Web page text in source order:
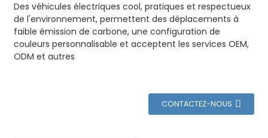
Des véhicules électriques cool, pratiques et respectueux
de l'environnement, permettent des déplacements à
faible émission de carbone, une configuration de
couleurs personnalisable et acceptent les services OEM,
ODM et autres
CONTACTEZ-NOUS